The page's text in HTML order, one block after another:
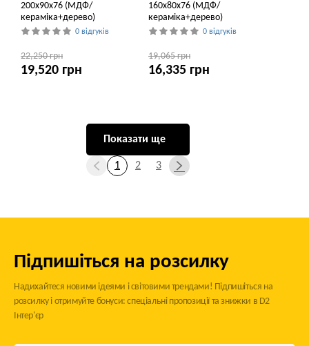
200x90x76 (МДФ/
кераміка+дерево)
0 відгуків
22,250 грн
19,520 грн
160x80x76 (МДФ/
кераміка+дерево)
0 відгуків
19,065 грн
16,335 грн
Показати ще
1 2 3
Підпишіться на розсилку
Надихайтеся новими ідеями і світовими трендами! Підпишіться на
розсилку і отримуйте бонуси: спеціальні пропозиції та знижки в D2
Інтер'єр